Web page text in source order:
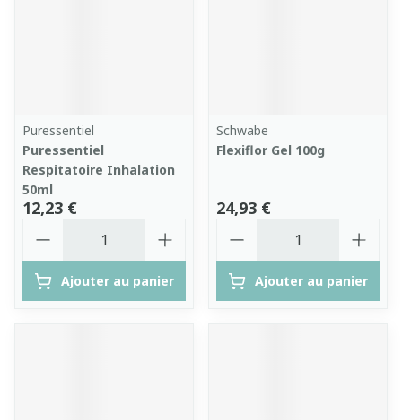
Puressentiel
Puressentiel
Respitatoire Inhalation
50ml
12,23 €
Ajouter au panier
Schwabe
Flexiflor Gel 100g
24,93 €
Ajouter au panier